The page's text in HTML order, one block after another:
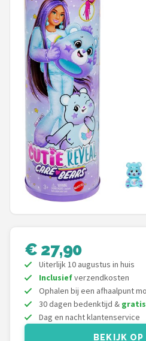
Shop
POPULAIRE MERKEN
Barbie
Paola Reina
Mattel
Götz
Rainbow High
Disney
Corolle
Heless
Monster High
L.O.L. Surprise!
€ 27,90
Uiterlijk 10 augustus in huis
Inclusiefverzendkosten
Ophalen bij een afhaalpunt
30 dagen bedenktijd & gratis
Dag en nacht klantenservice
BEKIJK OP